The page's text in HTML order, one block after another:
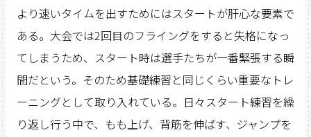
より速いタイムを出すためにはスタートが肝心な要素で
ある。大会では2回目のフライングをすると失格になっ
てしまうため、スタート時は選手たちが一番緊張する瞬
間だという。そのため基礎練習と同じくらい重要なトレ
ーニングとして取り入れている。日々スタート練習を繰
り返し行う中で、もも上げ、背筋を伸ばす、ジャンプを